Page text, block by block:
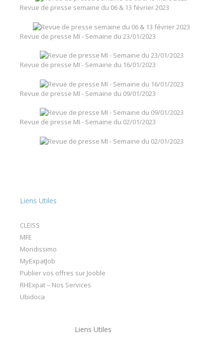
Revue de presse semaine du 06 & 13 février 2023
Revue de presse MI - Semaine du 23/01/2023
Revue de presse MI - Semaine du 16/01/2023
Revue de presse MI - Semaine du 09/01/2023
Revue de presse MI - Semaine du 02/01/2023
Liens Utiles
CLEISS
MFE
Mondissimo
MyExpatJob
Publier vos offres sur Jooble
RHExpat – Nos Services
Ubidoca
Liens Utiles